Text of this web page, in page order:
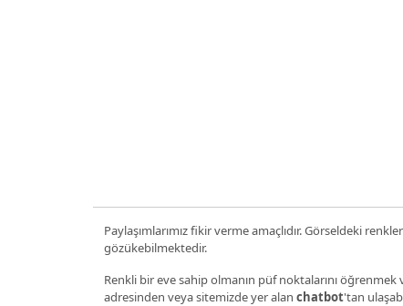
Paylaşımlarımız fikir verme amaçlıdır. Görseldeki
gözükebilmektedir.
Renkli bir eve sahip olmanın püf noktalarını öğrenmek
adresinden veya sitemizde yer alan chatbot'tan